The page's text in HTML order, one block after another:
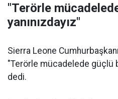
"Terörle
yanınızdayız"
Sierra Leone
"Terörle mücadelede güçlü
dedi.